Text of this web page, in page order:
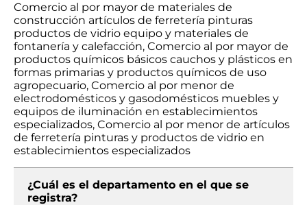
Comercio al por mayor de materiales de
construcción artículos de ferretería pinturas
productos de vidrio equipo y materiales de
fontanería y calefacción, Comercio al por mayor de
productos químicos básicos cauchos y plásticos en
formas primarias y productos químicos de uso
agropecuario, Comercio al por menor de
electrodomésticos y gasodomésticos muebles y
equipos de iluminación en establecimientos
especializados, Comercio al por menor de artículos
de ferretería pinturas y productos de vidrio en
establecimientos especializados
¿Cuál es el departamento en el que se
registra?